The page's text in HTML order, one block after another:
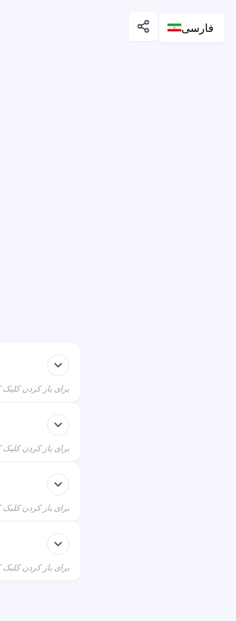
فارسی
برای باز کردن کلیک
بانکداری
برای باز کردن کلیک
برای باز کردن کلیک
حساب قدیمی
برای باز کردن کلیک